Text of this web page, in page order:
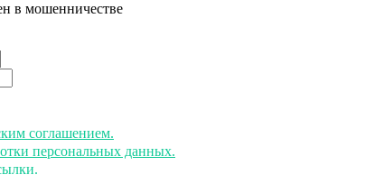
в мошенничестве
соглашением.
персональных данных.